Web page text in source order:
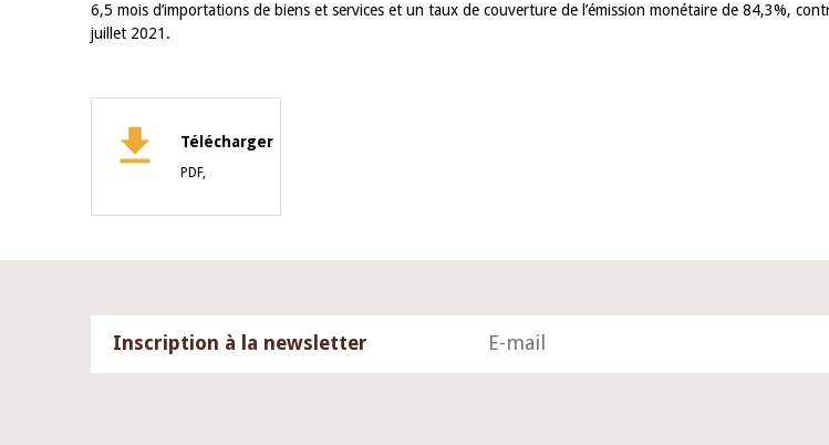
6,5 mois d’importations de biens et services et un taux de couverture de l’émission monétaire de 84,3%,
juillet 2021.
Télécharger
PDF,
d'ouverture du Comité de
Jean-Claude Kassi BROU
Inscription à la newsletter